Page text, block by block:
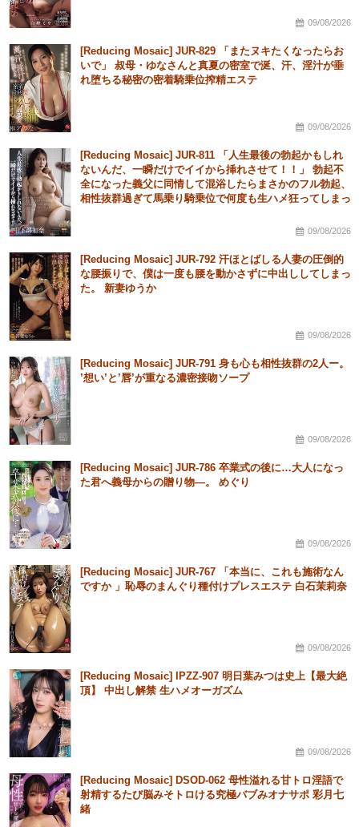
09/08/2026
[Reducing Mosaic] JUR-829 「またヌキたくなったらお
いで」 叔母・ゆなさんと真夏の密室で涎、汗、淫汁が垂
れ堕ちる秘密の密着騎乗位搾精エステ
09/08/2026
[Reducing Mosaic] JUR-811 「人生最後の勃起かもしれ
ないんだ、一瞬だけでイイから挿れさせて！！」 勃起不
全になった義父に同情して混浴したらまさかのフル勃起、
相性抜群過ぎて馬乗り騎乗位で何度も生ハメ狂ってしまっ
09/08/2026
[Reducing Mosaic] JUR-792 汗ほとばしる人妻の圧倒的
な腰振りで、僕は一度も腰を動かさずに中出ししてしまっ
た。 新妻ゆうか
09/08/2026
[Reducing Mosaic] JUR-791 身も心も相性抜群の2人ー。
’想い’と’唇’が重なる濃密接吻ソープ
09/08/2026
[Reducing Mosaic] JUR-786 卒業式の後に…大人になっ
た君へ義母からの贈り物―。 めぐり
09/08/2026
[Reducing Mosaic] JUR-767 「本当に、これも施術なん
ですか 」恥辱のまんぐり種付けプレスエステ 白石茉莉奈
09/08/2026
[Reducing Mosaic] IPZZ-907 明日葉みつは史上【最大絶
頂】 中出し解禁 生ハメオーガズム
09/08/2026
[Reducing Mosaic] DSOD-062 母性溢れる甘トロ淫語で
射精するたび脳みそトロける究極バブみオナサポ 彩月七
緒